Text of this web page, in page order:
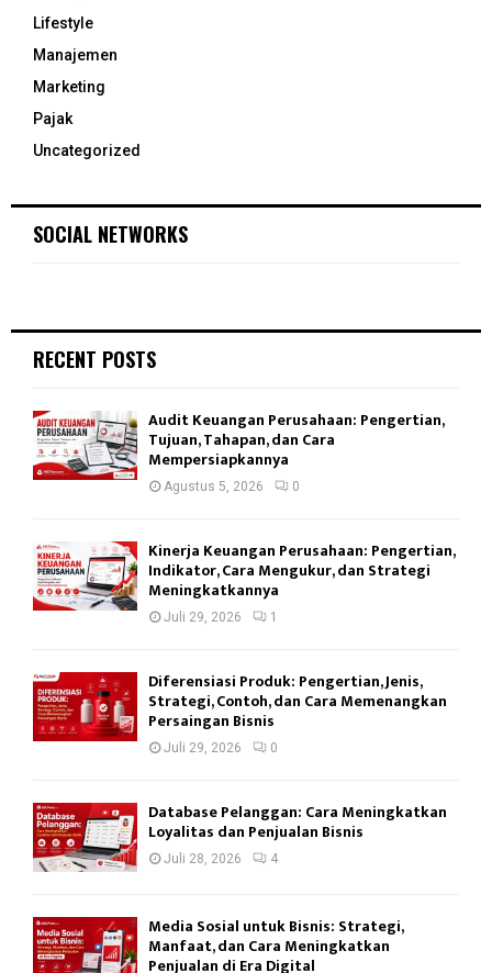
Lifestyle
Manajemen
Marketing
Pajak
Uncategorized
SOCIAL NETWORKS
RECENT POSTS
Audit Keuangan Perusahaan: Pengertian,
Tujuan, Tahapan, dan Cara
Mempersiapkannya
Agustus 5, 2026 0
Kinerja Keuangan Perusahaan: Pengertian,
Indikator, Cara Mengukur, dan Strategi
Meningkatkannya
Juli 29, 2026 1
Diferensiasi Produk: Pengertian, Jenis,
Strategi, Contoh, dan Cara Memenangkan
Persaingan Bisnis
Juli 29, 2026 0
Database Pelanggan: Cara Meningkatkan
Loyalitas dan Penjualan Bisnis
Juli 28, 2026 4
Media Sosial untuk Bisnis: Strategi,
Manfaat, dan Cara Meningkatkan
Penjualan di Era Digital